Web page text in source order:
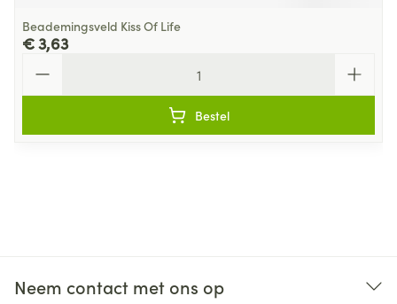
Beademingsveld Kiss Of Life
€ 3,63
Bestel
Neem contact met ons op